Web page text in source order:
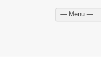
— Menu —